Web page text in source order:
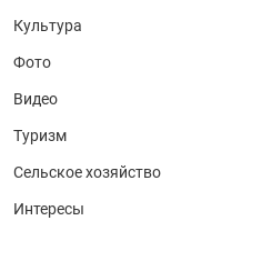
Культура
Фото
Видео
Туризм
Сельское хозяйство
Интересы